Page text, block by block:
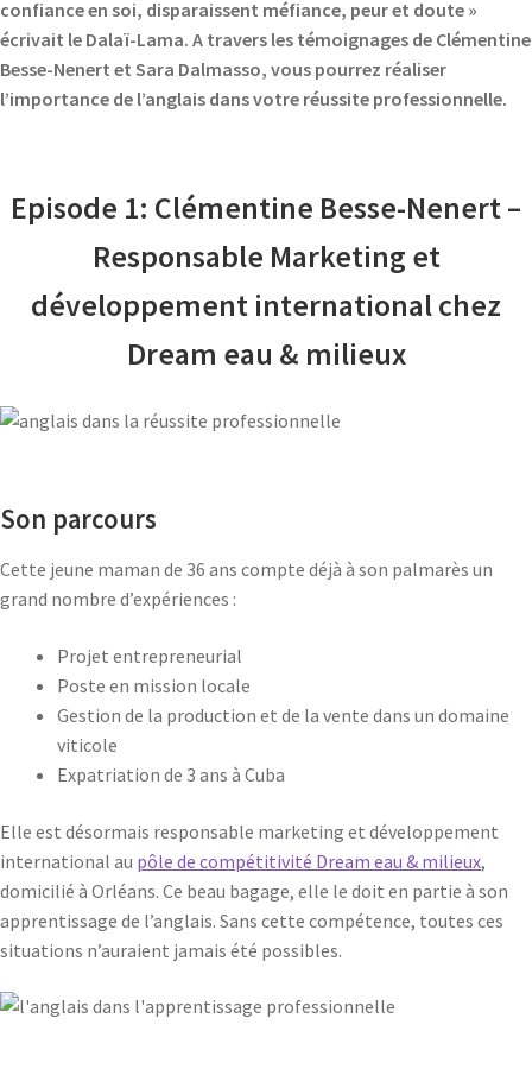
confiance en soi, disparaissent méfiance, peur et doute »
écrivait le Dalaï-Lama. A travers les témoignages de Clémentine
Besse-Nenert et Sara Dalmasso, vous pourrez réaliser
l’importance de l’anglais dans votre réussite professionnelle.
Episode 1: Clémentine Besse-Nenert –
Responsable Marketing et
développement international chez
Dream eau & milieux
Son parcours
Cette jeune maman de 36 ans compte déjà à son palmarès un
grand nombre d’expériences :
Projet entrepreneurial
Poste en mission locale
Gestion de la production et de la vente dans un domaine
viticole
Expatriation de 3 ans à Cuba
Elle est désormais responsable marketing et développement
international au pôle de compétitivité Dream eau & milieux,
domicilié à Orléans. Ce beau bagage, elle le doit en partie à son
apprentissage de l’anglais. Sans cette compétence, toutes ces
situations n’auraient jamais été possibles.